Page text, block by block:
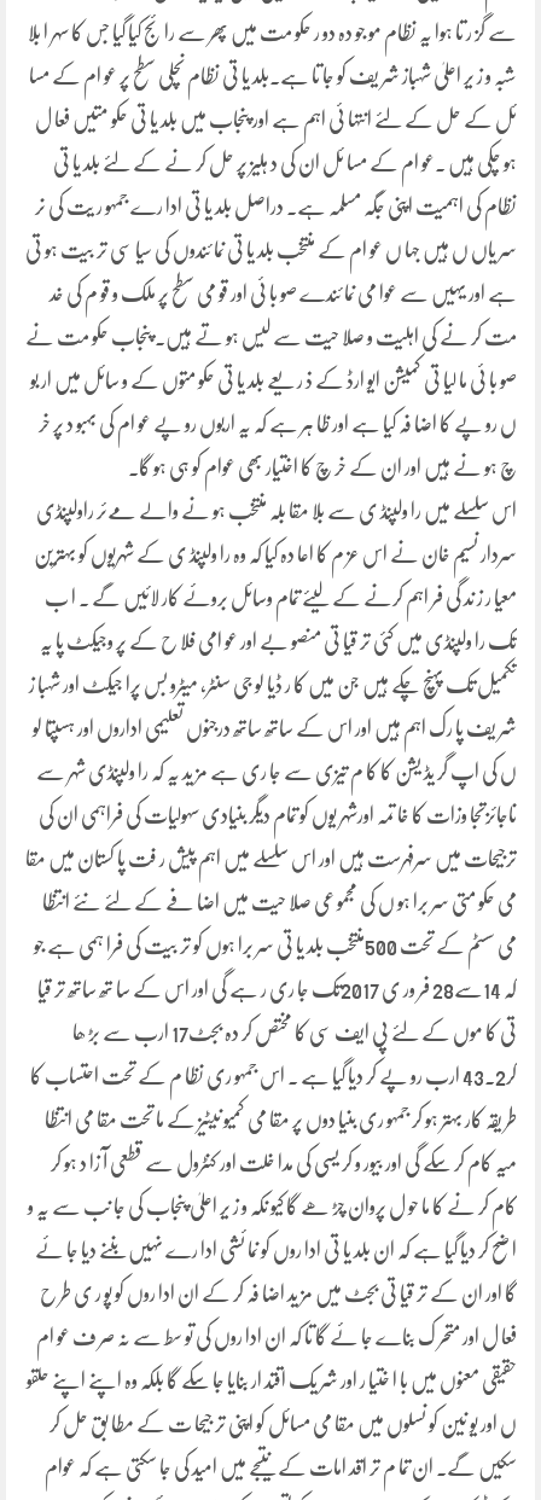
سے گز ر تا ہوا یہ نظام مو جو دہ دو ر حکو مت میں پھر سے را ئج کیا گیا جس کا سہر ا بلا
شبہ و ز یر اعلیٰ شہباز شر یف کو جا تا ہے۔بلد یا تی نظام نچلی سطح پر عو ام کے مسا
ئل کے حل کے لئے انتہا ئی اہم ہے اور پنجاب میں بلد یا تی حکو متیں فعا ل
ہو چکی ہیں ۔عو ام کے مسا ئل ان کی د ہلیز پر حل کر نے کے لئے بلد یا تی
نظام کی اہمیت اپنی جگہ مسلمہ ہے۔ دراصل بلد یا تی ادا رے جمہو ر یت کی نر
سر یاں ں ہیں جہا ں عو ام کے منتخب بلد یا تی نما ئندوں کی سیا سی تر بیت ہو تی
ہے اور یہیں سے عوا می نما ئندے صو با ئی اور قو می سطح پر ملک و قو م کی خد
مت کر نے کی اہلیت و صلا حیت سے لیس ہو تے ہیں۔ پنجاب حکو مت نے
صو با ئی ما لیا تی کمیشن ایو ارڈ کے ذ ر یعے بلد یا تی حکو متوں کے و سائل میں ار بو
ں رو پے کا اضا فہ کیا ہے اور ظا ہر ہے کہ یہ اربوں رو پے عو ام کی بہبو د پر خر
چ ہو نے ہیں اور ان کے خر چ کا اختیار بھی عوام کو ہی ہو گا۔
اس سلسلے میں را ولپنڈ ی سے بلا مقا بلہ منتخب ہو نے والے مےئر راولپنڈی
سردار نسیم خان نے اس عز م کا اعا دہ کیا کہ وہ را ولپنڈ ی کے شہریوں کو بہترین
معیا ر ز ند گی فر اہم کرنے کے لیئے تمام وسائل بروئے کار لائیں گے ۔ ا ب
تک را ولپنڈی میں کئی تر قیا تی منصو بے اور عو امی فلا ح کے پر وجیکٹ پا یہ
تکمیل تک پہنچ چکے ہیں جن میں کا ر ڈیا لو جی سنٹر، میٹرو بس پرا جیکٹ اور شہبا ز
شر یف پا رک اہم ہیں اور اس کے ساتھ ساتھ درجنوں تعلیمی اداروں اور ہسپتا لو
ں کی اپ گر یڈ یشن کا کا م تیزی سے جا ری ہے مز ید یہ کہ را ولپنڈی شہر سے
ناجائزتجا وزات کا خا تمہ اورشہر یوں کو تمام دیگر بنیادی سہولیات کی فراہمی ان کی
ترجیحات میں سرفہرست ہیں اور اس سلسلے میں اہم پیش ر فت پا کستان میں مقا
می حکو متی سر برا ہو ں کی مجمو عی صلا حیت میں اضا فے کے لئے نئے انتظا
می سسٹم کے تحت 500منتخب بلد یا تی سر برا ہوں کو تر بیت کی فرا ہمی ہے جو
کہ 14سے28 فر ور ی 2017تک جا ری ر ہے گی اور اس کے سا تھ ساتھ تر قیا
تی کا موں کے لئے پی ایف سی کا مختص کر دہ بجٹ17 ارب سے بڑ ھا
کر43.2 ارب رو پے کر دیا گیا ہے ۔ اس جمہو ری نظا م کے تحت احتساب کا
طر یقہ کار بہتر ہو کر جمہو ری بنیا دوں پر مقا می کمیو نیٹیز کے ما تحت مقا می انتظا
میہ کام کر سکے گی اور بیور و کر یسی کی مدا خلت اور کنٹرول سے قطعی آ زا د ہو کر
کام کر نے کا ما حو ل پروان چڑ ھے گا کیو نکہ و ز یر اعلیٰ پنجاب کی جا نب سے یہ و
ا ضح کر دیا گیا ہے کہ ان بلد یا تی ادا روں کو نما ئشی ادا رے نہیں بننے دیا جا ئے
گا اور ان کے تر قیا تی بجٹ میں مز ید اضا فہ کر کے ان ادا روں کو پو ر ی طر ح
فعا ل اور متحر ک بناے جا ئے گا تا کہ ان ادا روں کی تو سط سے نہ صر ف عو ام
حقیقی معنوں میں با ا ختیا ر اور شر یک اقتد ار بنایا جا سکے گا بلکہ وہ اپنے اپنے حلقو
ں اور یو نین کو نسلوں میں مقا می مسائل کو اپنی تر جیحا ت کے مطا بق حل کر
سکیں گے۔ ان تما م تر اقد امات کے نتیجے میں امید کی جا سکتی ہے کہ عوام